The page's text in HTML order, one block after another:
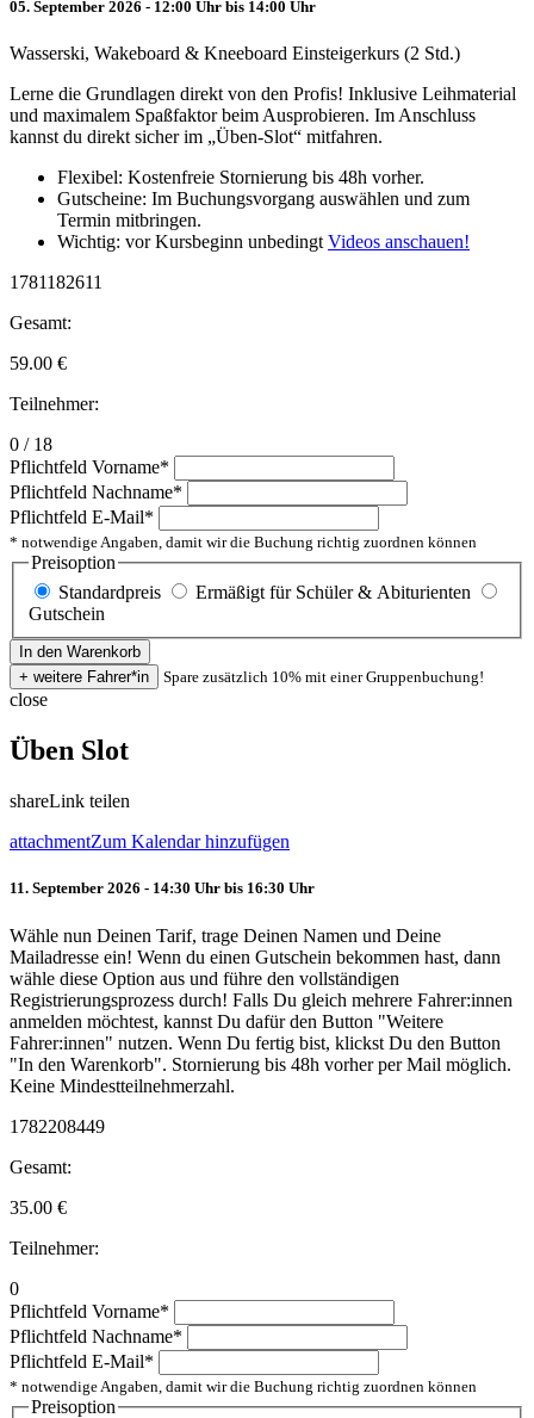
05. September 2026 - 12:00 Uhr bis 14:00 Uhr
Wasserski, Wakeboard & Kneeboard Einsteigerkurs (2 Std.)
Lerne die Grundlagen direkt von den Profis! Inklusive Leihmaterial
und maximalem Spaßfaktor beim Ausprobieren. Im Anschluss
kannst du direkt sicher im „Üben-Slot“ mitfahren.
Flexibel: Kostenfreie Stornierung bis 48h vorher.
Gutscheine: Im Buchungsvorgang auswählen und zum
Termin mitbringen.
Wichtig: vor Kursbeginn unbedingt Videos anschauen!
1781182611
Gesamt:
59.00 €
Teilnehmer:
0 / 18
Pflichtfeld Vorname*
Pflichtfeld Nachname*
Pflichtfeld E-Mail*
* notwendige Angaben, damit wir die Buchung richtig zuordnen können
Preisoption
Standardpreis
Ermäßigt für Schüler & Abiturienten
Gutschein
Spare zusätzlich 10% mit einer Gruppenbuchung!
close
Üben Slot
shareLink teilen
attachmentZum Kalendar hinzufügen
11. September 2026 - 14:30 Uhr bis 16:30 Uhr
Wähle nun Deinen Tarif, trage Deinen Namen und Deine
Mailadresse ein! Wenn du einen Gutschein bekommen hast, dann
wähle diese Option aus und führe den vollständigen
Registrierungsprozess durch! Falls Du gleich mehrere Fahrer:innen
anmelden möchtest, kannst Du dafür den Button "Weitere
Fahrer:innen" nutzen. Wenn Du fertig bist, klickst Du den Button
"In den Warenkorb". Stornierung bis 48h vorher per Mail möglich.
Keine Mindestteilnehmerzahl.
1782208449
Gesamt:
35.00 €
Teilnehmer:
0
Pflichtfeld Vorname*
Pflichtfeld Nachname*
Pflichtfeld E-Mail*
* notwendige Angaben, damit wir die Buchung richtig zuordnen können
Preisoption